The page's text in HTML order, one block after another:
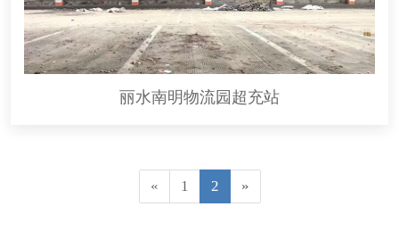
丽水南明物流园超充站
« 1 2 »